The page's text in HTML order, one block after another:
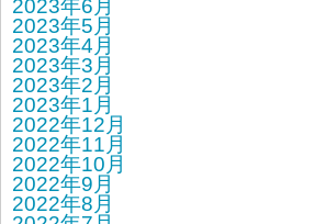
2023年6月
2023年5月
2023年4月
2023年3月
2023年2月
2023年1月
2022年12月
2022年11月
2022年10月
2022年9月
2022年8月